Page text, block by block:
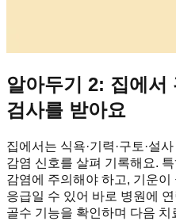
알아두기 2: 집에서
검사를 받아요
집에서는 식욕·기력·구토·설
감염 신호를 살펴 기록해요.
감염에 주의해야 하고, 기운
응급일 수 있어 바로 병원에
골수 기능을 확인하며 다음